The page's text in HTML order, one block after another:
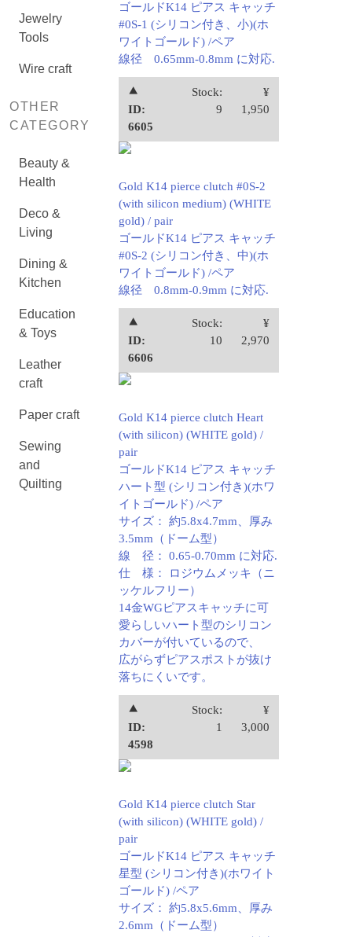
Jewelry
Tools
Wire craft
OTHER
CATEGORY
Beauty &
Health
Deco &
Living
Dining &
Kitchen
Education
& Toys
Leather
craft
Paper craft
Sewing
and
Quilting
ゴールドK14 ピアス キャッチ
#0S-1 (シリコン付き、小)(ホ
ワイトゴールド) /ペア
線径 0.65mm-0.8mm に対応.
⯅
ID:
6605
Stock:
9
¥
1,950
Gold K14 pierce clutch #0S-2
(with silicon medium) (WHITE
gold) / pair
ゴールドK14 ピアス キャッチ
#0S-2 (シリコン付き、中)(ホ
ワイトゴールド) /ペア
線径 0.8mm-0.9mm に対応.
⯅
ID:
6606
Stock:
10
¥
2,970
Gold K14 pierce clutch Heart
(with silicon) (WHITE gold) /
pair
ゴールドK14 ピアス キャッチ
ハート型 (シリコン付き)(ホワ
イトゴールド) /ペア
サイズ： 約5.8x4.7mm、厚み
3.5mm（ドーム型）
線 径： 0.65-0.70mm に対応.
仕 様： ロジウムメッキ（ニ
ッケルフリー）
14金WGピアスキャッチに可
愛らしいハート型のシリコン
カバーが付いているので、
広がらずピアスポストが抜け
落ちにくいです。
⯅
ID:
4598
Stock:
1
¥
3,000
Gold K14 pierce clutch Star
(with silicon) (WHITE gold) /
pair
ゴールドK14 ピアス キャッチ
星型 (シリコン付き)(ホワイト
ゴールド) /ペア
サイズ： 約5.8x5.6mm、厚み
2.6mm（ドーム型）